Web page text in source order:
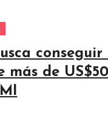
conseguir
más de